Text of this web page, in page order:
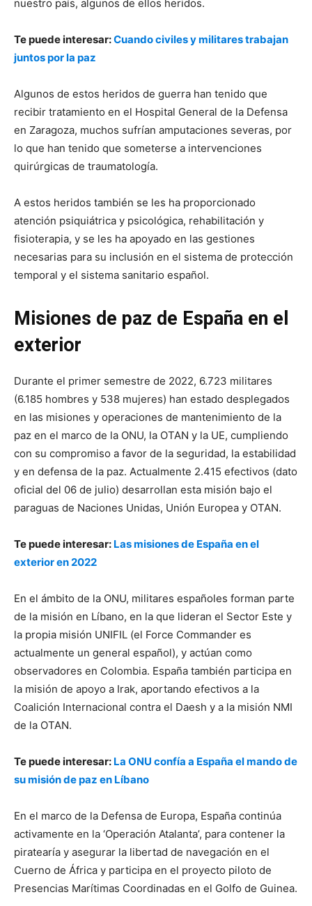
nuestro país, algunos de ellos heridos.
Te puede interesar:Cuando civiles y militares trabajan
juntos por la paz
Algunos de estos heridos de guerra han tenido que
recibir tratamiento en el Hospital General de la Defensa
en Zaragoza, muchos sufrían amputaciones severas, por
lo que han tenido que someterse a intervenciones
quirúrgicas de traumatología.
A estos heridos también se les ha proporcionado
atención psiquiátrica y psicológica, rehabilitación y
fisioterapia, y se les ha apoyado en las gestiones
necesarias para su inclusión en el sistema de protección
temporal y el sistema sanitario español.
Misiones de paz de España en el
exterior
Durante el primer semestre de 2022, 6.723 militares
(6.185 hombres y 538 mujeres) han estado desplegados
en las misiones y operaciones de mantenimiento de la
paz en el marco de la ONU, la OTAN y la UE, cumpliendo
con su compromiso a favor de la seguridad, la estabilidad
y en defensa de la paz. Actualmente 2.415 efectivos (dato
oficial del 06 de julio) desarrollan esta misión bajo el
paraguas de Naciones Unidas, Unión Europea y OTAN.
Te puede interesar: Las misiones de España en el
exterior en 2022
En el ámbito de la ONU, militares españoles forman parte
de la misión en Líbano, en la que lideran el Sector Este y
la propia misión UNIFIL (el Force Commander es
actualmente un general español), y actúan como
observadores en Colombia. España también participa en
la misión de apoyo a Irak, aportando efectivos a la
Coalición Internacional contra el Daesh y a la misión NMI
de la OTAN.
Te puede interesar: La ONU confía a España el mando de
su misión de paz en Líbano
En el marco de la Defensa de Europa, España continúa
activamente en la ‘Operación Atalanta’, para contener la
piratearía y asegurar la libertad de navegación en el
Cuerno de África y participa en el proyecto piloto de
Presencias Marítimas Coordinadas en el Golfo de Guinea.